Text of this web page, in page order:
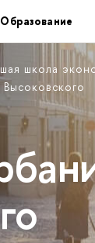
Образование
школа